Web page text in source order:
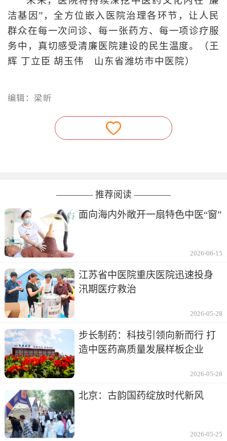
洁基因”，全方位嵌入医院治理各环节，让人民
群众在每一次问诊、每一张药方、每一项诊疗服
务中，真切感受清廉医院建设的民生温度。（王
辉 丁立臣 胡玉伟 山东省潍坊市中医院）
编辑：梁昕
———— 推荐阅读 ————
面向海内外敞开一扇特色中医“窗”
2026-06-15
江苏省中医院重庆医院迅速投身
汛期医疗救治
2026-05-28
步长制药：科技引领向新而行 打
造中医药高质量发展样板企业
2026-05-28
北京：古韵国药绽放时代新风
2026-05-25